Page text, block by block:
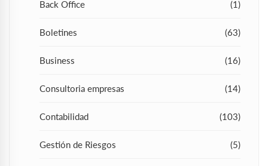
Back Office (1)
Boletines (63)
Business (16)
Consultoria empresas (14)
Contabilidad (103)
Gestión de Riesgos (5)